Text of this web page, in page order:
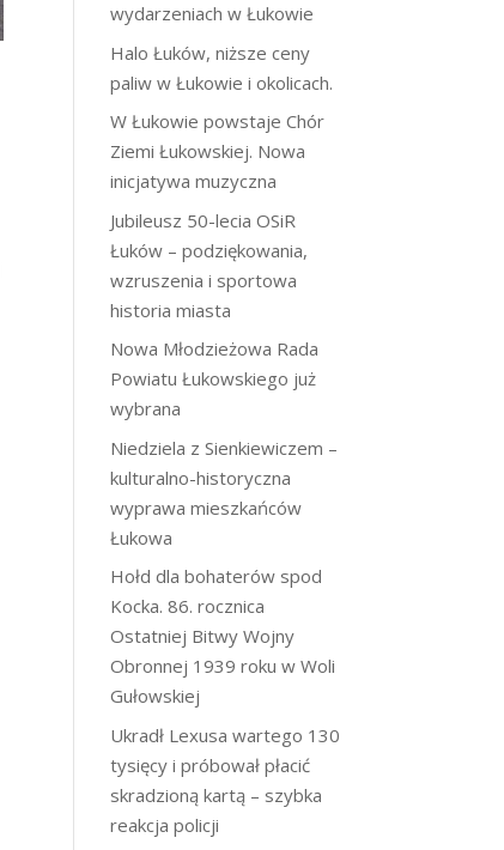
wydarzeniach w Łukowie
Halo Łuków, niższe ceny
paliw w Łukowie i okolicach.
W Łukowie powstaje Chór
Ziemi Łukowskiej. Nowa
inicjatywa muzyczna
Jubileusz 50-lecia OSiR
Łuków – podziękowania,
wzruszenia i sportowa
historia miasta
Nowa Młodzieżowa Rada
Powiatu Łukowskiego już
wybrana
Niedziela z Sienkiewiczem –
kulturalno-historyczna
wyprawa mieszkańców
Łukowa
Hołd dla bohaterów spod
Kocka. 86. rocznica
Ostatniej Bitwy Wojny
Obronnej 1939 roku w Woli
Gułowskiej
Ukradł Lexusa wartego 130
tysięcy i próbował płacić
skradzioną kartą – szybka
reakcja policji